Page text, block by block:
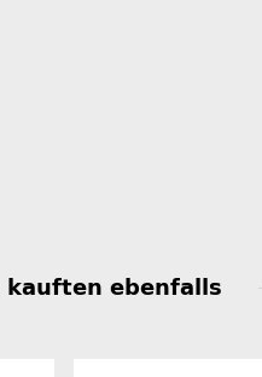
kauften ebenfalls